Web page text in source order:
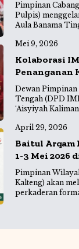
Pimpinan
Pulpis)
Aula Banama
Mei 9, 2026
Kolaborasi
Penanganan
Dewan Pimpinan
Tengah (DPD
‘Aisyiyah
April 29, 2026
Baitul Arqam
1-3 Mei 2026
Pimpinan
Kalteng) akan
perkaderan